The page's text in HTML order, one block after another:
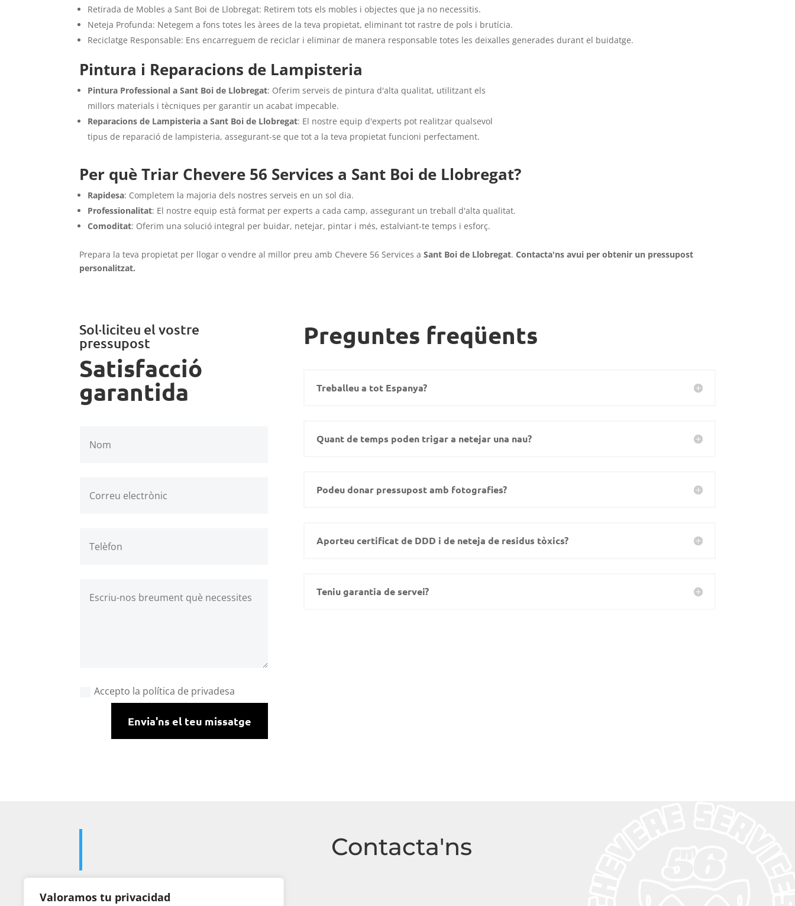
Valoramos tu privacidad
Retirada de Mobles a Sant Boi de Llobregat: Retirem tots els mobles i objectes que ja no necessitis.
Neteja Profunda: Netegem a fons totes les àrees de la teva propietat, eliminant tot rastre de pols i brutícia.
Reciclatge Responsable: Ens encarreguem de reciclar i eliminar de manera responsable totes les deixalles generades durant el buidatge.
Pintura i Reparacions de Lampisteria
Pintura Professional a Sant Boi de Llobregat: Oferim serveis de pintura d'alta qualitat, utilitzant els
millors materials i tècniques per garantir un acabat impecable.
Reparacions de Lampisteria a Sant Boi de Llobregat: El nostre equip d'experts pot realitzar qualsevol
tipus de reparació de lampisteria, assegurant-se que tot a la teva propietat funcioni perfectament.
Per què Triar Chevere 56 Services a Sant Boi de Llobregat?
Rapidesa: Completem la majoria dels nostres serveis en un sol dia.
Professionalitat: El nostre equip està format per experts a cada camp, assegurant un treball d'alta qualitat.
Comoditat: Oferim una solució integral per buidar, netejar, pintar i més, estalviant-te temps i esforç.
Prepara la teva propietat per llogar o vendre al millor preu amb Chevere 56 Services aSant Boi de Llobregat.Contacta'ns avui per obtenir un pressupost
personalitzat.
Sol·liciteu el vostre
pressupost
Satisfacció
garantida
Accepto la política de privadesa
Envia'ns el teu missatge
Preguntes freqüents
Treballeu a tot Espanya?
Quant de temps poden trigar a netejar una nau?
Podeu donar pressupost amb fotografies?
Aporteu certificat de DDD i de neteja de residus tòxics?
Teniu garantia de servei?
Contacta'ns